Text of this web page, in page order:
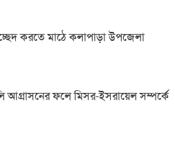
করতে মাঠে কলাপাড়া উপজেলা
আগ্রাসনের ফলে মিসর-ইসরায়েল সম্পর্কে